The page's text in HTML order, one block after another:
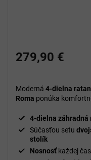
279,90 €
Moderná 4-dielna
Roma ponúka
balkóne.4-dielna záhradná
Súčasťou setu
stolík
Nosnosťkaždej